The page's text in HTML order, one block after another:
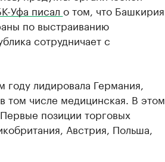
Уфа писал о том, что Башкирия
по выстраиванию
сотрудничает с
лидировала Германия,
том числе медицинская. В этом
позиции торговых
Австрия, Польша,